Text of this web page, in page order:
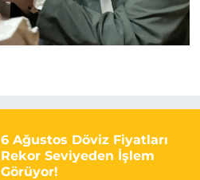
6 Ağustos Döviz Fiyatları
Rekor Seviyeden İşlem
Görüyor!